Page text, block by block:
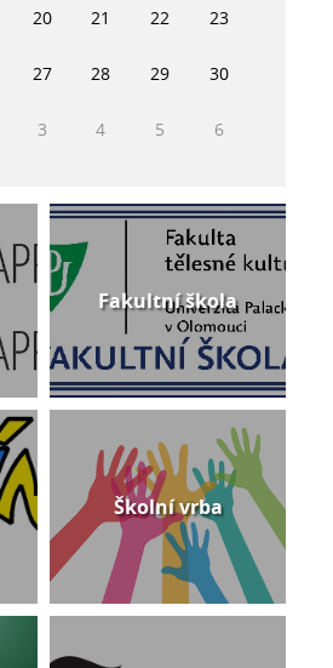
20 21 22 23
27 28 29 30
3 4 5 6
Fakultní škola
Školní vrba